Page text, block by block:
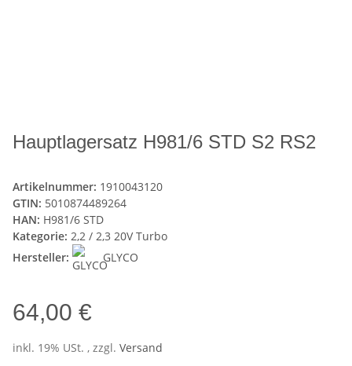
Hauptlagersatz H981/6 STD S2 RS2
Artikelnummer: 1910043120
GTIN: 5010874489264
HAN: H981/6 STD
Kategorie: 2,2 / 2,3 20V Turbo
Hersteller:
GLYCO
64,00 €
inkl. 19% USt. , zzgl. Versand